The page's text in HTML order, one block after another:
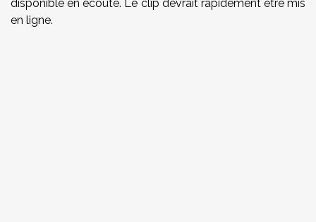
disponible en écoute. Le clip devrait rapidement être mis
en ligne.